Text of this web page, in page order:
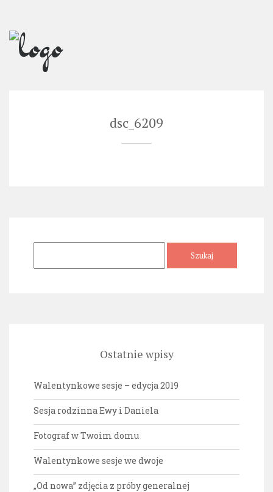
Skip
content
dsc_6209
Ostatnie wpisy
Walentynkowe sesje – edycja 2019
Sesja rodzinna Ewy i Daniela
Fotograf w Twoim domu
Walentynkowe sesje we dwoje
„Od nowa” zdjęcia z próby generalnej